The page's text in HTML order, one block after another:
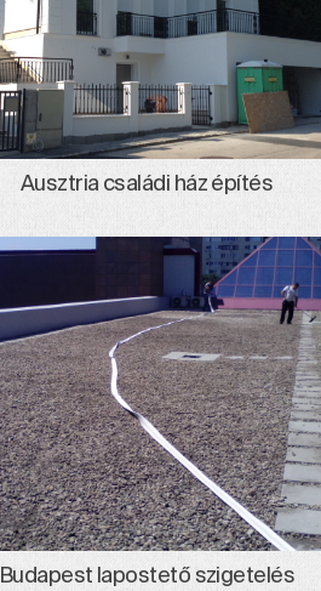
Ausztria családi ház építés
Budapest lapostető szigetelés